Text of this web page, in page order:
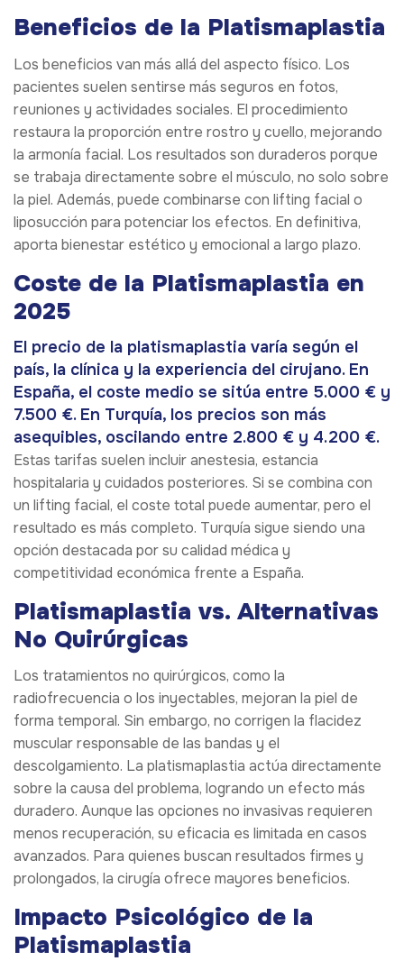
Beneficios de la Platismaplastia
Los beneficios van más allá del aspecto físico. Los
pacientes suelen sentirse más seguros en fotos,
reuniones y actividades sociales. El procedimiento
restaura la proporción entre rostro y cuello, mejorando
la armonía facial. Los resultados son duraderos porque
se trabaja directamente sobre el músculo, no solo sobre
la piel. Además, puede combinarse con lifting facial o
liposucción para potenciar los efectos. En definitiva,
aporta bienestar estético y emocional a largo plazo.
Coste de la Platismaplastia en
2025
El precio de la platismaplastia varía según el
país, la clínica y la experiencia del cirujano. En
España, el coste medio se sitúa entre 5.000 € y
7.500 €. En Turquía, los precios son más
asequibles, oscilando entre 2.800 € y 4.200 €.
Estas tarifas suelen incluir anestesia, estancia
hospitalaria y cuidados posteriores. Si se combina con
un lifting facial, el coste total puede aumentar, pero el
resultado es más completo. Turquía sigue siendo una
opción destacada por su calidad médica y
competitividad económica frente a España.
Platismaplastia vs. Alternativas
No Quirúrgicas
Los tratamientos no quirúrgicos, como la
radiofrecuencia o los inyectables, mejoran la piel de
forma temporal. Sin embargo, no corrigen la flacidez
muscular responsable de las bandas y el
descolgamiento. La platismaplastia actúa directamente
sobre la causa del problema, logrando un efecto más
duradero. Aunque las opciones no invasivas requieren
menos recuperación, su eficacia es limitada en casos
avanzados. Para quienes buscan resultados firmes y
prolongados, la cirugía ofrece mayores beneficios.
Impacto Psicológico de la
Platismaplastia